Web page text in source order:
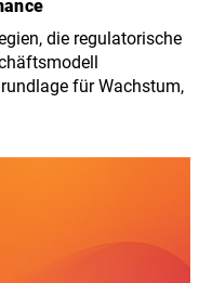
die regulatorische
für Wachstum,